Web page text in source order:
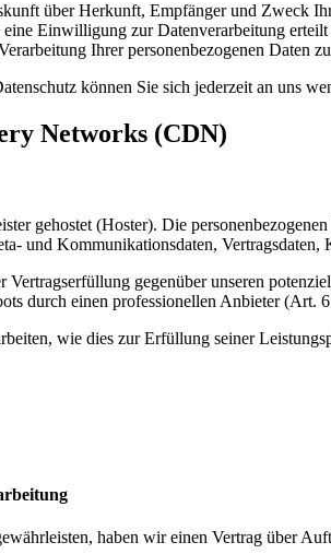
über Herkunft, Empfänger und Zweck
Einwilligung zur Datenverarbeitung
Ihrer personenbezogenen Daten
können Sie sich jederzeit an uns
Networks (CDN)
gehostet (Hoster). Die
und Kommunikationsdaten,
gegenüber unseren
durch einen professionellen Anbieter (Art.
wie dies zur Erfüllung seiner
haben wir einen Vertrag über